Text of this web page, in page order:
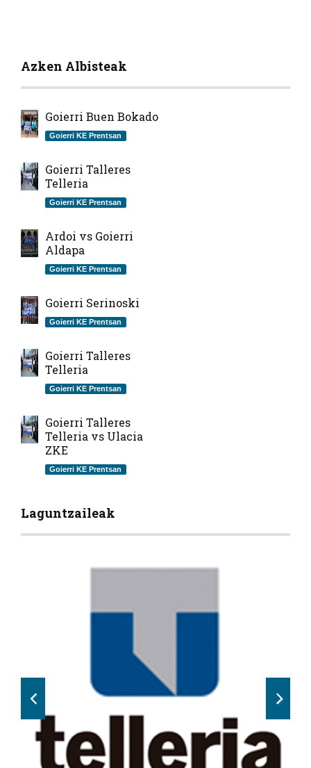
Azken Albisteak
Goierri Buen Bokado
Goierri KE Prentsan
Goierri Talleres
Telleria
Goierri KE Prentsan
Ardoi vs Goierri
Aldapa
Goierri KE Prentsan
Goierri Serinoski
Goierri KE Prentsan
Goierri Talleres
Telleria
Goierri KE Prentsan
Goierri Talleres
Telleria vs Ulacia
ZKE
Goierri KE Prentsan
Laguntzaileak
Previous Next